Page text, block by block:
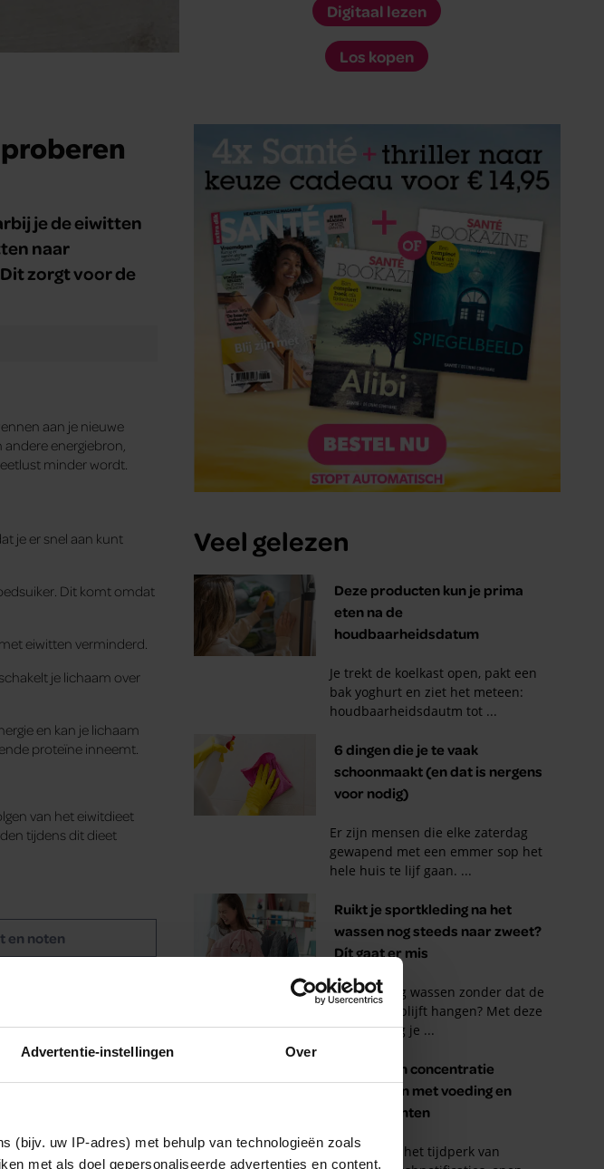
Advertentie-instellingen Over
(bijv. uw IP-adres) met behulp van technologieën zoals
met als doel gepersonaliseerde advertenties en content,
je de eiwitten
naar
zorgt voor de
aan je nieuwe
andere energiebron,
minder wordt.
je er snel aan kunt
Dit komt omdat
eiwitten verminderd.
je lichaam over
en kan je lichaam
proteïne inneemt.
van het eiwitdieet
tijdens dit dieet
en noten
Digitaal lezen
Los kopen